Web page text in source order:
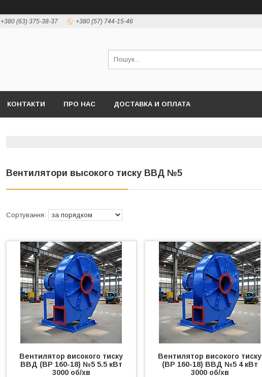
+380 (63) 375-38-37 +380 (57) 744-15-46
КОНТАКТИ ПРО НАС ДОСТАВКА И ОПЛАТА
Вентилятори высокого тиску ВВД №5
Вентилятор високого тиску
ВВД (ВР 160-18) №5 5.5 кВт
3000 об/хв
Вентилятор високого тиску
(ВР 160-18) ВВД №5 4 кВт
3000 об/хв